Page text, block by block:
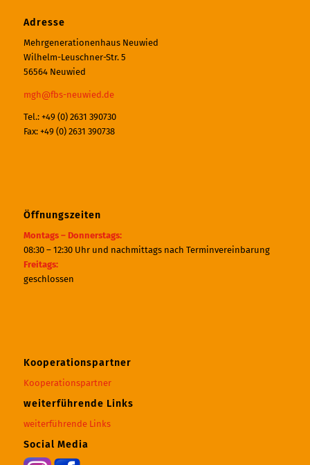
Adresse
Mehrgenerationenhaus Neuwied
Wilhelm-Leuschner-Str. 5
56564 Neuwied
mgh@fbs-neuwied.de
Tel.: +49 (0) 2631 390730
Fax: +49 (0) 2631 390738
Öffnungszeiten
Montags – Donnerstags:
08:30 – 12:30 Uhr und nachmittags nach Terminvereinbarung
Freitags:
geschlossen
Kooperationspartner
Kooperationspartner
weiterführende Links
weiterführende Links
Social Media